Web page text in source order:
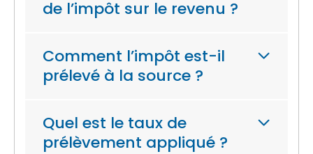
de l’impôt sur le revenu ?
Comment l’impôt est-il
prélevé à la source ?
Quel est le taux de
prélèvement appliqué ?